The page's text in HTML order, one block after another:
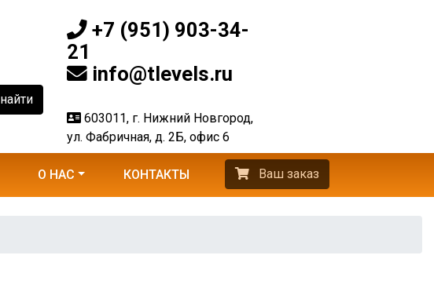
+7 (951) 903-34-
21
info@tlevels.ru
603011, г. Нижний Новгород,
ул. Фабричная, д. 2Б, офис 6
найти
Ваш заказ
О НАС КОНТАКТЫ